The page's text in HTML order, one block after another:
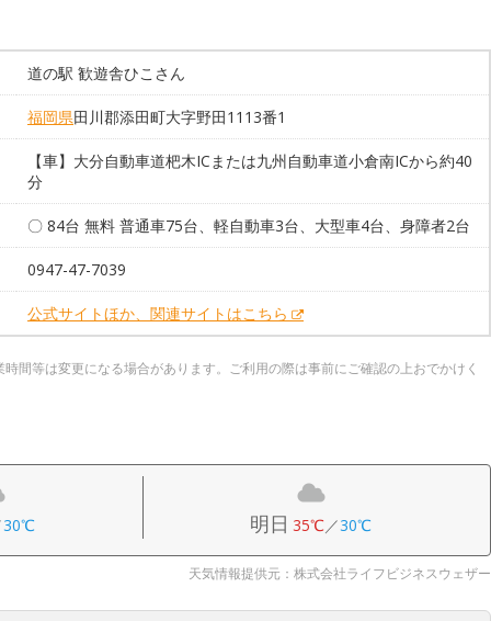
道の駅 歓遊舎ひこさん
福岡県田川郡添田町大字野田1113番1
【車】大分自動車道杷木ICまたは九州自動車道小倉南ICから約40
分
〇 84台 無料 普通車75台、軽自動車3台、大型車4台、身障者2台
0947-47-7039
公式サイトほか、関連サイトはこちら
間等は変更になる場合があります。ご利用の際は事前にご確認の上おでかけく
30℃ 明日 35℃／30℃
天気情報提供元：株式会社ライフビジネスウェザー